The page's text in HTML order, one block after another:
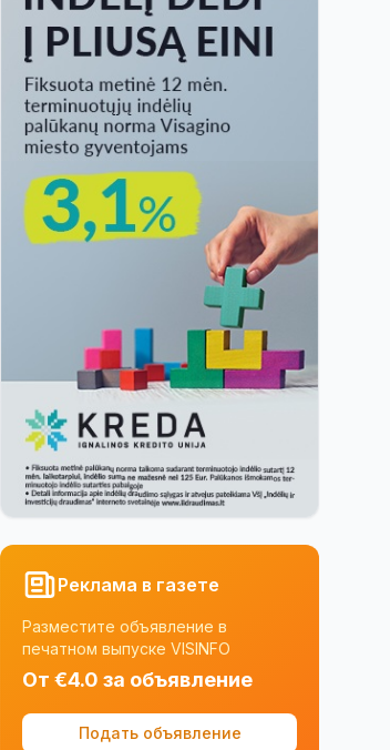
Реклама в газете
Разместите объявление в
печатном выпуске VISINFO
От €4.0 за объявление
Подать объявление